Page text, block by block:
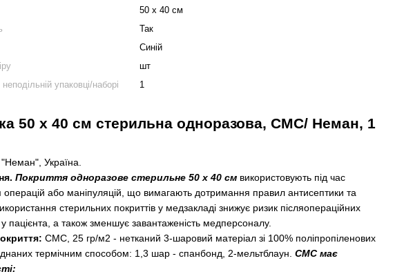
50 х 40 см
Так
Синій
шт
неподільній упаковці/наборі
1
50 х 40 см стерильна одноразова, СМС/ Неман, 1
"Неман", Україна.
Покриття одноразове стерильне 50 х 40 см використовують під час
операцій або маніпуляцій, що вимагають дотримання правил антисептики та
стерильних покриттів у медзакладі знижує ризик післяопераційних
пацієнта, а також зменшує завантаженість медперсоналу.
СМС, 25 гр/м2 - нетканий 3-шаровий матеріал зі 100% поліпропіленових
термічним способом: 1,3 шар - спанбонд, 2-мельтблаун. СМС має